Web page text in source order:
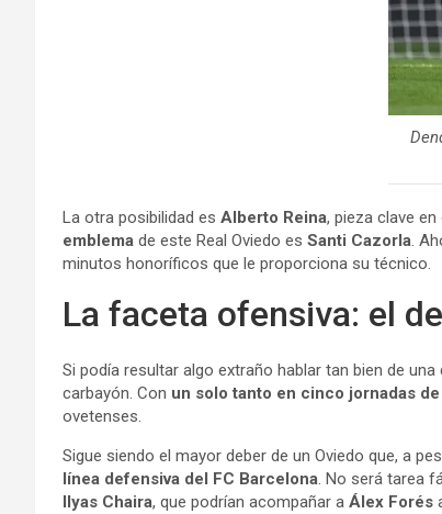
La otra posibilidad es Alberto Reina, pieza clave en
emblema de este Real Oviedo es Santi Cazorla.
minutos honoríficos que le proporciona su técnico.
La faceta ofensiva: el
Si podía resultar algo extraño hablar tan bien de
carbayón. Con un solo tanto en cinco jornadas
ovetenses.
Sigue siendo el mayor deber de un Oviedo que, a
línea defensiva del FC Barcelona. No será tarea
Ilyas Chaira, que podrían acompañar a Álex Forés